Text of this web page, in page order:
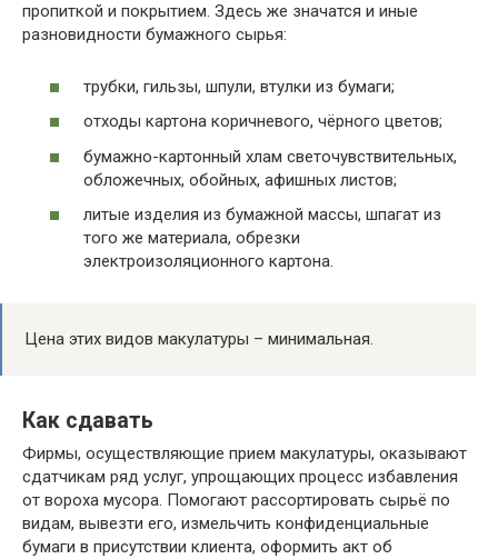
пропиткой и покрытием. Здесь же значатся и иные
разновидности бумажного сырья:
трубки, гильзы, шпули, втулки из бумаги;
отходы картона коричневого, чёрного цветов;
бумажно-картонный хлам светочувствительных,
обложечных, обойных, афишных листов;
литые изделия из бумажной массы, шпагат из
того же материала, обрезки
электроизоляционного картона.
Цена этих видов макулатуры – минимальная.
Как сдавать
Фирмы, осуществляющие прием макулатуры, оказывают
сдатчикам ряд услуг, упрощающих процесс избавления
от вороха мусора. Помогают рассортировать сырьё по
видам, вывезти его, измельчить конфиденциальные
бумаги в присутствии клиента, оформить акт об